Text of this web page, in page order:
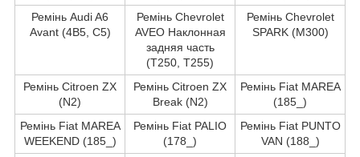
Ремінь Audi A6
Avant (4B5, C5)
Ремінь Chevrolet
AVEO Наклонная
задняя часть
(T250, T255)
Ремінь Chevrolet
SPARK (M300)
Ремінь Citroen ZX
(N2)
Ремінь Citroen ZX
Break (N2)
Ремінь Fiat MAREA
(185_)
Ремінь Fiat MAREA
WEEKEND (185_)
Ремінь Fiat PALIO
(178_)
Ремінь Fiat PUNTO
VAN (188_)